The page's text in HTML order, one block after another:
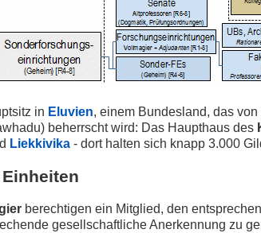
in Eluvien, einem Bundesland, das
beherrscht wird: Das Haupthaus des
Liekkivika- dort halten sich knapp 3.000
berechtigen ein Mitglied, den
gesellschaftliche Anerkennung zu